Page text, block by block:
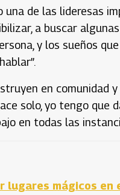
una de las lideresas
a buscar
y los sueños
en comunidad
solo, yo tengo que
en todas las
lugares mágicos en